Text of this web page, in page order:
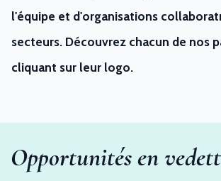
l'équipe et d'organisations
secteurs. Découvrez chacun de nos
cliquant sur leur logo.
Opportunités en